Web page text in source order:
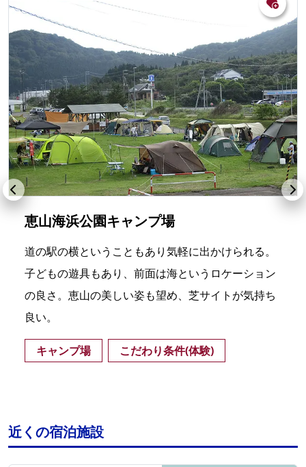
恵山海浜公園キャンプ場
道の駅の横ということもあり気軽に出かけられる。
子どもの遊具もあり、前面は海というロケーション
の良さ。恵山の美しい姿も望め、芝サイトが気持ち
良い。
キャンプ場 こだわり条件(体験)
近くの宿泊施設